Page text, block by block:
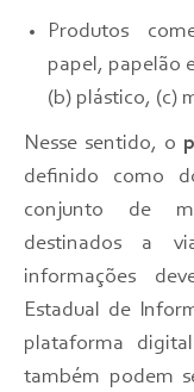
Produtos
papel, papelão
(b) plástico, (c)
Nesse sentido, o
definido como
conjunto de
destinados a
informações
Estadual de
plataforma digital
também podem